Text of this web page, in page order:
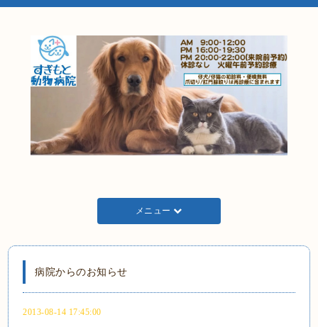
メニュー
病院からのお知らせ
2013-08-14 17:45:00